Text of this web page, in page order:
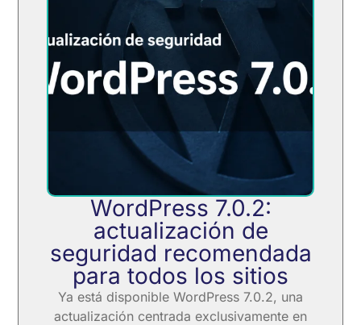
WordPress 7.0.2:
actualización de
seguridad recomendada
para todos los sitios
Ya está disponible WordPress 7.0.2, una
actualización centrada exclusivamente en